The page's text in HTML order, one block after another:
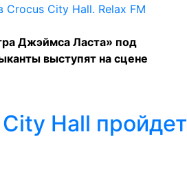
Джэймса Ласта» под
выступят на сцене
Hall пройдет